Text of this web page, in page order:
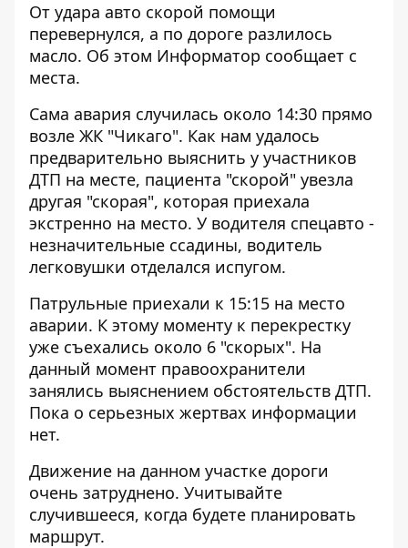
От удара авто скорой помощи
перевернулся, а по дороге разлилось
масло. Об этом Информатор сообщает с
места.
Сама авария случилась около 14:30 прямо
возле ЖК "Чикаго". Как нам удалось
предварительно выяснить у участников
ДТП на месте, пациента "скорой" увезла
другая "скорая", которая приехала
экстренно на место. У водителя спецавто -
незначительные ссадины, водитель
легковушки отделался испугом.
Патрульные приехали к 15:15 на место
аварии. К этому моменту к перекрестку
уже съехались около 6 "скорых". На
данный момент правоохранители
занялись выяснением обстоятельств ДТП.
Пока о серьезных жертвах информации
нет.
Движение на данном участке дороги
очень затруднено. Учитывайте
случившееся, когда будете планировать
маршрут.